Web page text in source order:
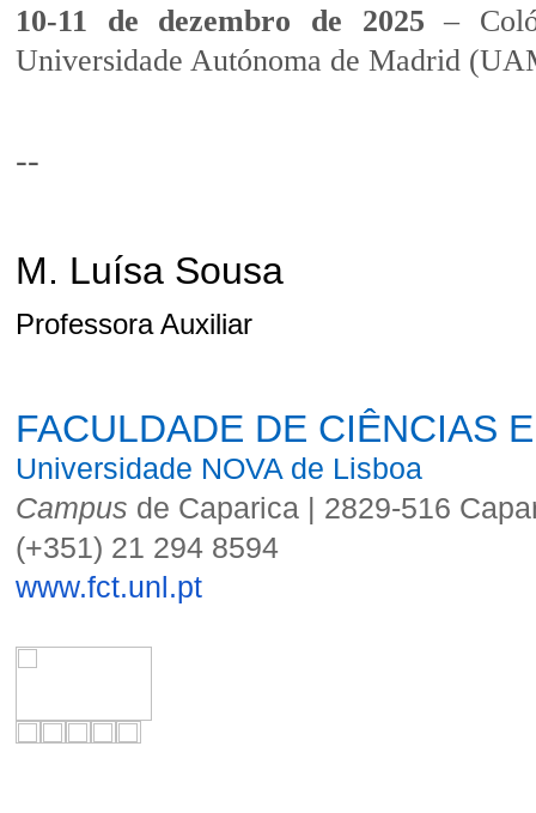
10-11 de dezembro de 2025 –
Universidade Autónoma de Madrid
--
M. Luísa Sousa
Professora Auxiliar
FACULDADE DE CIÊNCIAS
Universidade NOVA de Lisboa
Campus de Caparica | 2829-516
(+351) 21 294 8594
www.fct.unl.pt